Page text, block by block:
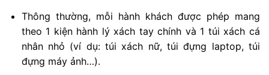
Thông thường, mỗi hành khách được phép mang
theo 1 kiện hành lý xách tay chính và 1 túi xách cá
nhân nhỏ (ví dụ: túi xách nữ, túi đựng laptop, túi
đựng máy ảnh…).